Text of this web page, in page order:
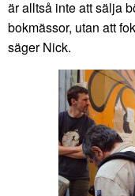
är alltså inte att sälja
bokmässor, utan att
säger Nick.